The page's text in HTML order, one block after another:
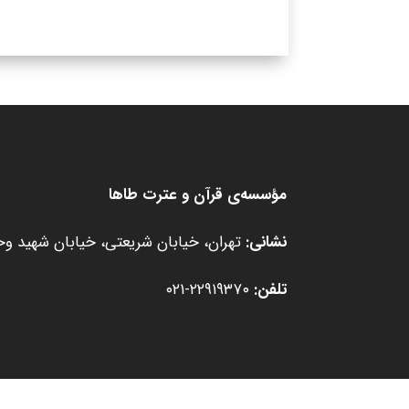
مؤسسه‌ی قرآن و عترت طاها
نشانی: تهران، خیابان شریعتی، خیابان شهید
تلفن: